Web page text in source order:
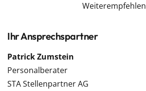
Weiterempfehlen
Ihr Ansprechspartner
Patrick Zumstein
Personalberater
STA Stellenpartner AG